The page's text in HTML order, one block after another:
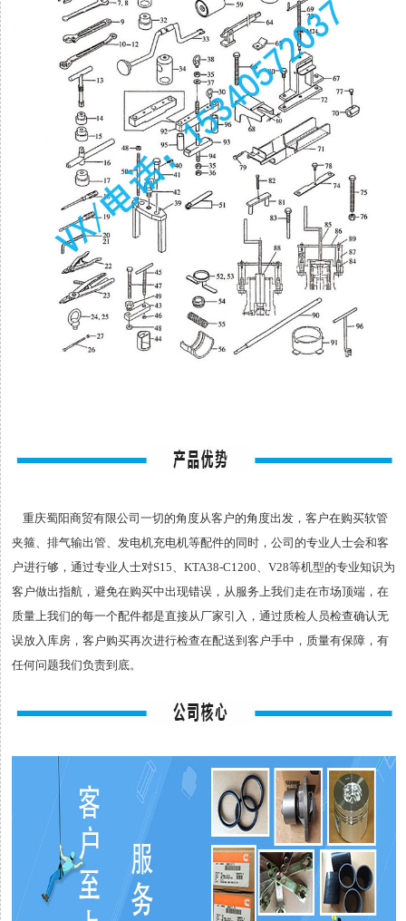
重庆蜀阳商贸有限公司一切的角度从客户的角度出发，客户在购买软管
夹箍、排气输出管、发电机充电机等配件的同时，公司的专业人士会和客
户进行够，通过专业人士对S15、KTA38-C1200、V28等机型的专业知识为
客户做出指航，避免在购买中出现错误，从服务上我们走在市场顶端，在
质量上我们的每一个配件都是直接从厂家引入，通过质检人员检查确认无
误放入库房，客户购买再次进行检查在配送到客户手中，质量有保障，有
任何问题我们负责到底。